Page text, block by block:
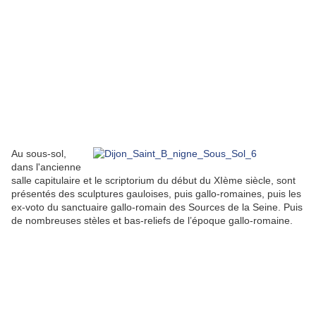
Au sous-sol,
dans l'ancienne
salle capitulaire et le scriptorium du début du XIème siècle, sont
présentés des sculptures gauloises, puis gallo-romaines, puis les
ex-voto du sanctuaire gallo-romain des Sources de la Seine. Puis
de nombreuses stèles et bas-reliefs de l’époque gallo-romaine.